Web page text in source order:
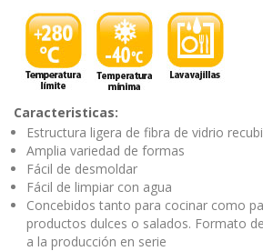
Caracteristicas:
Estructura ligera de fibra de vidrio
Amplia variedad de formas
Fácil de desmoldar
Fácil de limpiar con agua
Concebidos tanto para cocinar como
productos dulces o salados. Formato
a la producción en serie